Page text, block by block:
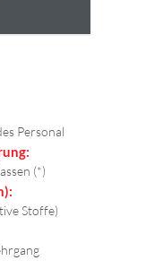
Personal
(*)
Stoffe)